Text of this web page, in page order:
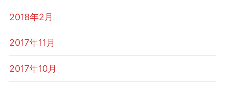
2018年2月
2017年11月
2017年10月